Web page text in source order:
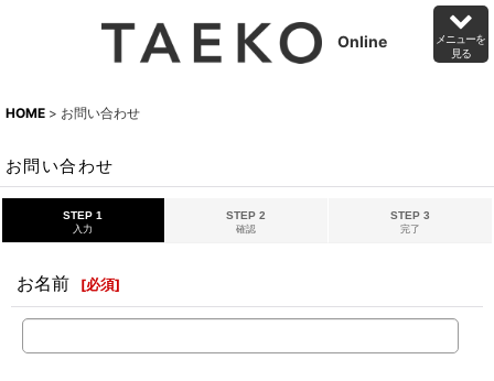
Online
メニューを
見る
HOME > お問い合わせ
お問い合わせ
STEP 1
入力
STEP 2
確認
STEP 3
完了
お名前 [必須]